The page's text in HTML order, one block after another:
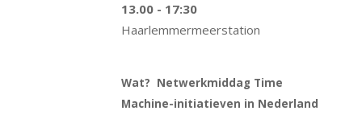
13.00 - 17:30
Haarlemmermeerstation
Wat? Netwerkmiddag Time
Machine-initiatieven in Nederland